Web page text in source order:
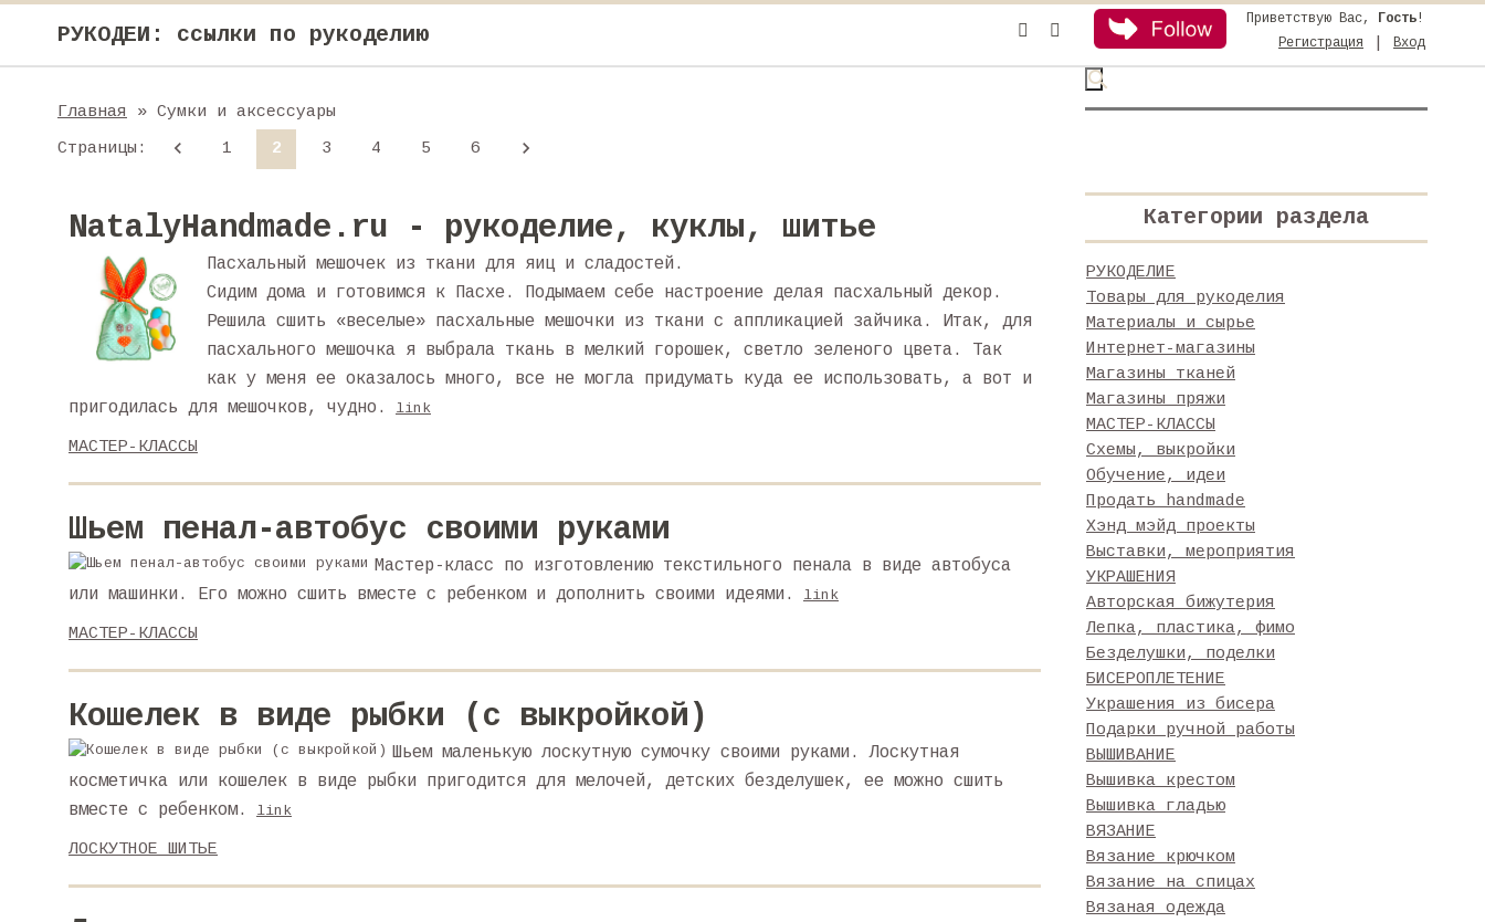
РУКОДЕИ: ссылки по рукоделию
Приветствую Вас, Гость!
Регистрация
Вход
Главная
» Сумки и аксессуары
Страницы : 1 2 3 4 5 6
NatalyHandmade.ru - рукоделие, куклы, шитье
Пасхальный мешочек из ткани для яиц и сладостей.
Сидим дома и готовимся к Пасхе. Подымаем себе настроение делая пасхальный декор.
Решила сшить «веселые» пасхальные мешочки из ткани с аппликацией зайчика. Итак, для
пасхального мешочка я выбрала ткань в мелкий горошек, светло зеленого цвета. Так
как у меня ее оказалось много, все не могла придумать куда ее использовать, а вот и
пригодилась для мешочков, чудно.
link
МАСТЕР-КЛАССЫ
Шьем пенал-автобус своими руками
Мастер-класс по изготовлению текстильного пенала в виде автобуса
или машинки. Его можно сшить вместе с ребенком и дополнить своими идеями.
link
МАСТЕР-КЛАССЫ
Кошелек в виде рыбки (с выкройкой)
Шьем маленькую лоскутную сумочку своими руками. Лоскутная
косметичка или кошелек в виде рыбки пригодится для мелочей, детских безделушек, ее можно сшить
вместе с ребенком.
link
ЛОСКУТНОЕ ШИТЬЕ
Категории раздела
РУКОДЕЛИЕ
Товары для рукоделия
Материалы и сырье
Интернет-магазины
Магазины тканей
Магазины пряжи
МАСТЕР-КЛАССЫ
Схемы, выкройки
Обучение, идеи
Продать handmade
Хэнд мэйд проекты
Выставки, мероприятия
УКРАШЕНИЯ
Авторская бижутерия
Лепка, пластика, фимо
Безделушки, поделки
БИСЕРОПЛЕТЕНИЕ
Украшения из бисера
Подарки ручной работы
ВЫШИВАНИЕ
Вышивка крестом
Вышивка гладью
ВЯЗАНИЕ
Вязание крючком
Вязание на спицах
Вязаная одежда